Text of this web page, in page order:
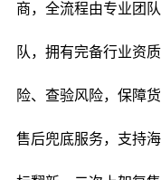
商，全流程由专业团
队，拥有完备行业资
险、查验风险，保障
售后兜底服务，支持